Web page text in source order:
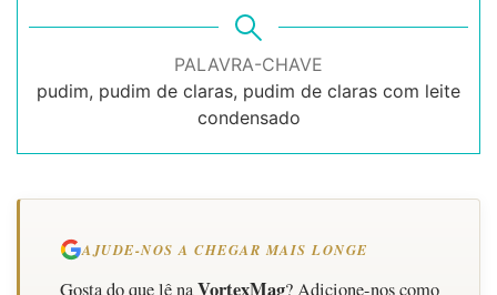
PALAVRA-CHAVE
pudim, pudim de claras, pudim de claras com leite
condensado
AJUDE-NOS A CHEGAR MAIS LONGE
Gosta do que lê naVortexMag? Adicione-nos como